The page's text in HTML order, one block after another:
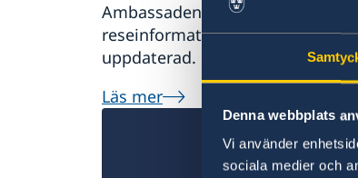
Denna webbplats
Vi använder
sociala medier och
Ambassaden uppdaterar
reseinformation om Indonesien.
uppdaterad.
Läs mer